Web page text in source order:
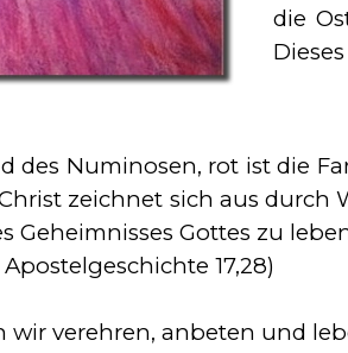
die
des Numinosen, rot ist die
zeichnet sich aus
Geheimnisses Gottes zu
Apostelgeschichte 17,28)
wir verehren, anbeten und